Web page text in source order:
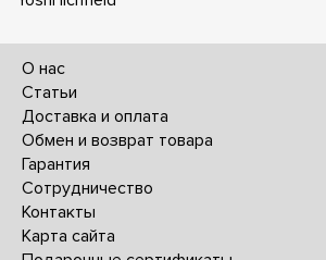
О нас
Статьи
Доставка и оплата
Обмен и возврат товара
Гарантия
Сотрудничество
Контакты
Карта сайта